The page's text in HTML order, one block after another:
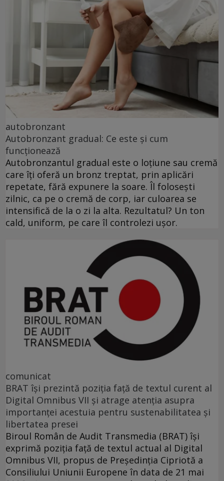
autobronzant
Autobronzant gradual: Ce este și cum
funcționează
Autobronzantul gradual este o loțiune sau cremă
care îți oferă un bronz treptat, prin aplicări
repetate, fără expunere la soare. Îl folosești
zilnic, ca pe o cremă de corp, iar culoarea se
intensifică de la o zi la alta. Rezultatul? Un ton
cald, uniform, pe care îl controlezi ușor.
comunicat
BRAT își prezintă poziția față de textul curent al
Digital Omnibus VII și atrage atenția asupra
importanței acestuia pentru sustenabilitatea și
libertatea presei
Biroul Român de Audit Transmedia (BRAT) își
exprimă poziția față de textul actual al Digital
Omnibus VII, propus de Președinția Cipriotă a
Consiliului Uniunii Europene în data de 21 mai